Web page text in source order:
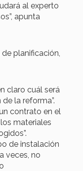
al experto
apunta
planificación,
claro cuál será
la reforma”.
contrato en el
materiales
de instalación
veces, no